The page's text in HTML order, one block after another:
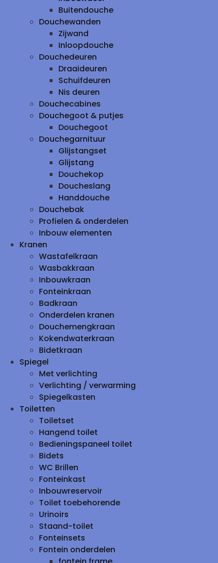
Buitendouche
Douchewanden
Zijwand
Inloopdouche
Douchedeuren
Draaideuren
Schuifdeuren
Nis deuren
Douchecabines
Douchegoot & putjes
Douchegoot
Douchegarnituur
Glijstangset
Glijstang
Douchekop
Doucheslang
Handdouche
Douchebak
Profielen & onderdelen
Inbouw elementen
Kranen
Wastafelkraan
Wasbakkraan
Inbouwkraan
Fonteinkraan
Badkraan
Onderdelen kranen
Douchemengkraan
Kokendwaterkraan
Bidetkraan
Spiegel
Met verlichting
Verlichting / verwarming
Spiegelkasten
Toiletten
Toiletset
Hangend toilet
Bedieningspaneel toilet
Bidets
WC Brillen
Fonteinkast
Inbouwreservoir
Toilet toebehorende
Urinoirs
Staand-toilet
Fonteinsets
Fontein onderdelen